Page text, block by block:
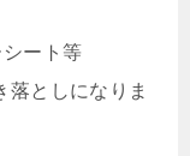
ート等
落としになりま